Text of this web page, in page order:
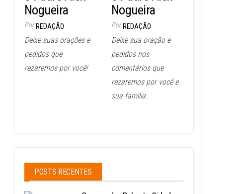
Nogueira
Por REDAÇÃO
Deixe suas orações e
pedidos que
rezaremos por você!
Nogueira
Por REDAÇÃO
Deixe sua oração e
pedidos nos
comentários que
rezaremos por você e
sua família.
POSTS RECENTES